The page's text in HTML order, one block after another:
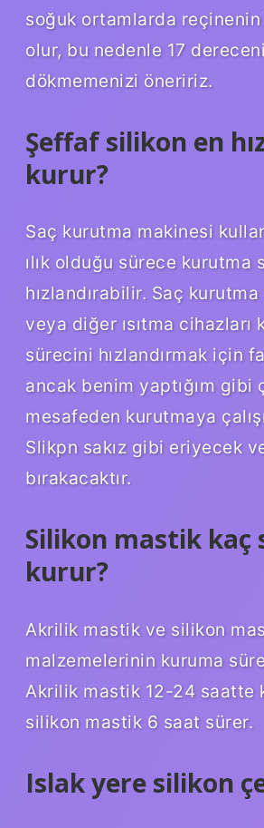
soğuk ortamlarda reçinenin
olur, bu nedenle 17
dökmemenizi öneririz.
Şeffaf silikon en
kurur?
Saç kurutma makinesi
ılık olduğu sürece kurutma
hızlandırabilir. Saç
veya diğer ısıtma cihazları
sürecini hızlandırmak için
ancak benim yaptığım gibi
mesafeden kurutmaya
Slikpn sakız gibi eriyecek
bırakacaktır.
Silikon mastik kaç
kurur?
Akrilik mastik ve silikon
malzemelerinin kuruma
Akrilik mastik 12-24 saatte
silikon mastik 6 saat sürer.
Islak yere silikon